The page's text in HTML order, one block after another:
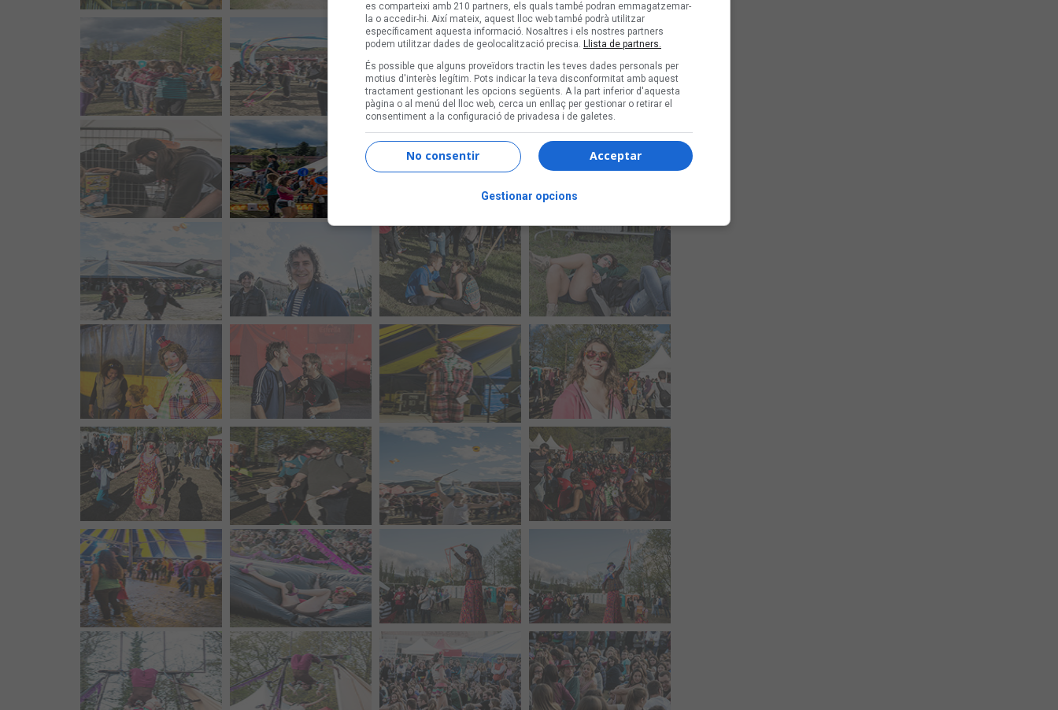
es comparteixi amb 210 partners, els quals també podran emmagatzemar-
la o accedir-hi. Així mateix, aquest lloc web també podrà utilitzar
específicament aquesta informació. Nosaltres i els nostres partners
podem utilitzar dades de geolocalització precisa. Llista de partners.
És possible que alguns proveïdors tractin les teves dades personals per
motius d'interès legítim. Pots indicar la teva disconformitat amb aquest
tractament gestionant les opcions següents. A la part inferior d'aquesta
pàgina o al menú del lloc web, cerca un enllaç per gestionar o retirar el
consentiment a la configuració de privadesa i de galetes.
Acceptar
No consentir
Gestionar opcions